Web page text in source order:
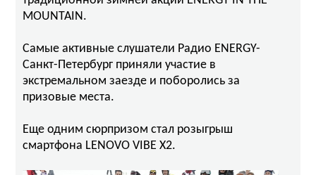
MOUNTAIN.
Самые активные слушатели Радио ENERGY-
Санкт-Петербург приняли участие в
экстремальном заезде и поборолись за
призовые места.
Еще одним сюрпризом стал розыгрыш
смартфона LENOVO VIBE X2.